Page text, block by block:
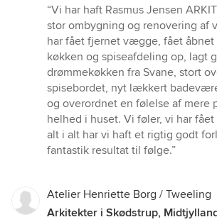
bedømmelse:
5
ud
af
5
stjerner
“Vi har haft Rasmus Jensen
stor ombygning og renovering af
har fået fjernet vægge, fået åbnet
køkken og spiseafdeling op, lagt
drømmekøkken fra Svane, stort
spisebordet, nyt lækkert
og overordnet en følelse af mere
helhed i huset. Vi føler, vi har
alt i alt har vi haft et rigtig godt
fantastik resultat til følge.”
Atelier Henriette Borg / Tweeling
Arkitekter i Skødstrup,